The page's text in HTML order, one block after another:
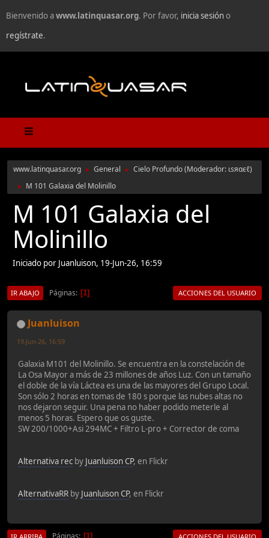
Bienvenido awww.latinquasar.org. Por favor, inicia sesióno
regístrate.
www.latinquasar.org ► General ► Cielo Profundo(Moderador: ιѕяαєℓ)
► M 101 Galaxia del Molinillo
M 101 Galaxia del
Molinillo
Iniciado por Juanluison, 19-Jun-26, 16:59
IR ABAJO Páginas 1 ACCIONES DEL USUARIO
Juanluison
19-Jun-26, 16:59
Galaxia M101 del Molinillo. Se encuentra en la constelación de
La Osa Mayor a más de 23 millones de años Luz. Con un tamaño
el doble de la vía Láctea es una de las mayores del Grupo Local.
Son sólo 2 horas en tomas de 180 s porque las nubes altas no
nos dejaron seguir. Una pena no haber podido meterle al
menos 5 horas. Espero que os guste.
SW 200/1000+Asi 294MC + Filtro L-pro + Corrector de coma
Alternativa rec by Juanluison CP, en Flickr
AlternativaRR by Juanluison CP, en Flickr
1